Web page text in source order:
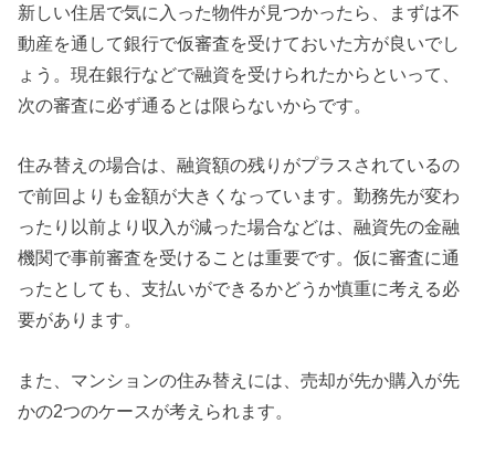
新しい住居で気に入った物件が見つかったら、まずは不
動産を通して銀行で仮審査を受けておいた方が良いでし
ょう。現在銀行などで融資を受けられたからといって、
次の審査に必ず通るとは限らないからです。
住み替えの場合は、融資額の残りがプラスされているの
で前回よりも金額が大きくなっています。勤務先が変わ
ったり以前より収入が減った場合などは、融資先の金融
機関で事前審査を受けることは重要です。仮に審査に通
ったとしても、支払いができるかどうか慎重に考える必
要があります。
また、マンションの住み替えには、売却が先か購入が先
かの2つのケースが考えられます。